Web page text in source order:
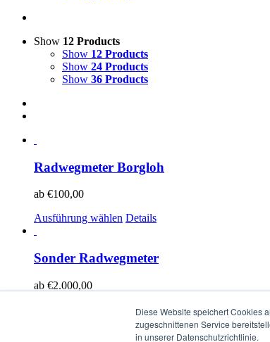
Diese Website speichert Cookies
zugeschnittenen Service
in unserer Datenschutzrichtlinie.
Show 12 Products
Show 12 Products
Show 24 Products
Show 36 Products
Radwegmeter Borgloh
ab €100,00
Ausführung wählen Details
Sonder Radwegmeter
ab €2.000,00
Details